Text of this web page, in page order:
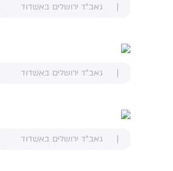
גאב"ד ירושלים באשדוד
גאב"ד ירושלים באשדוד
גאב"ד ירושלים באשדוד